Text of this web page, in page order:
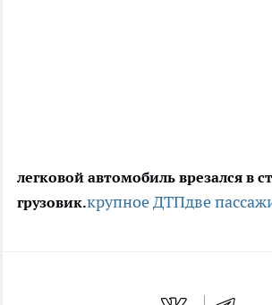
легковой автомобиль врезался в
грузовик.крупное ДТПдве